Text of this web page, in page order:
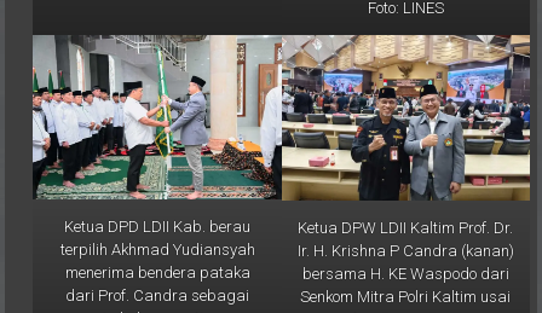
Ketua DPD LDII Kab. berau
terpilih Akhmad Yudiansyah
menerima bendera pataka
dari Prof. Candra sebagai
simbol pergantian
Ketua DPW LDII Kaltim Prof. Dr.
Ir. H. Krishna P Candra (kanan)
bersama H. KE Waspodo dari
Senkom Mitra Polri Kaltim usai
mengikuti Rapat Paripurna